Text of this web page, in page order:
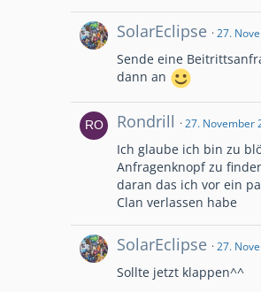
SolarEclipse 27.
Sende eine
dann an
Rondrill 27. November
Ich glaube ich bin zu
Anfragenknopf zu
daran das ich vor ein
Clan verlassen habe
SolarEclipse 27.
Sollte jetzt klappen^^